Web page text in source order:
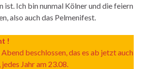
ist. Ich bin nunmal Kölner und die feiern
also auch das Pelmenifest.
!
beschlossen, das es ab jetzt auch
Jahr am 23.08.